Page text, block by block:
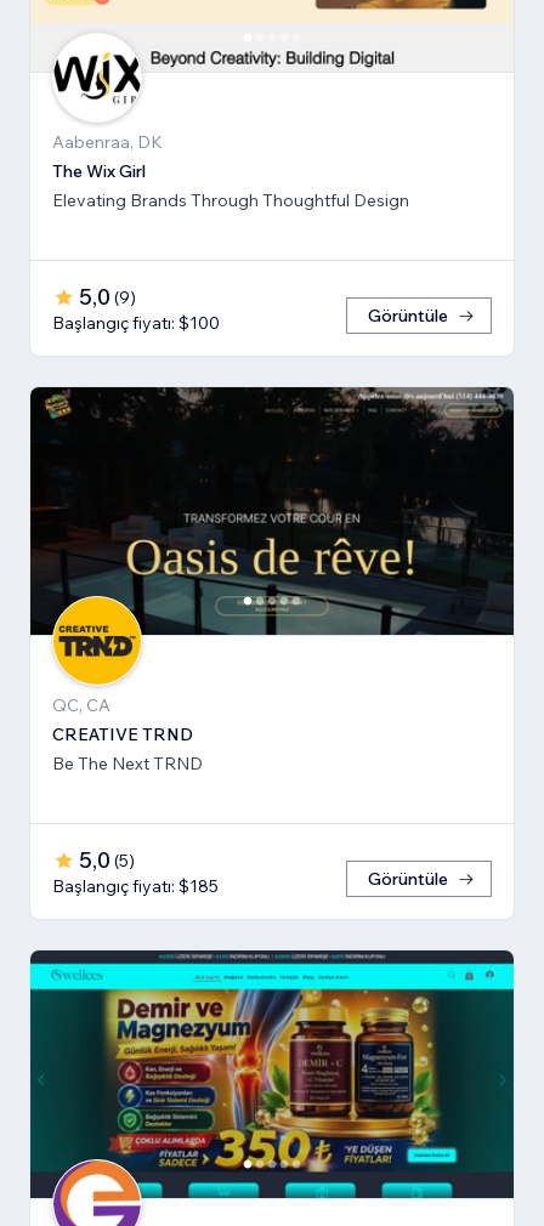
Aabenraa, DK
The Wix Girl
Elevating Brands Through Thoughtful Design
5,0 (9)
Başlangıç fiyatı: $100
Görüntüle
QC, CA
CREATIVE TRND
Be The Next TRND
5,0 (5)
Başlangıç fiyatı: $185
Görüntüle